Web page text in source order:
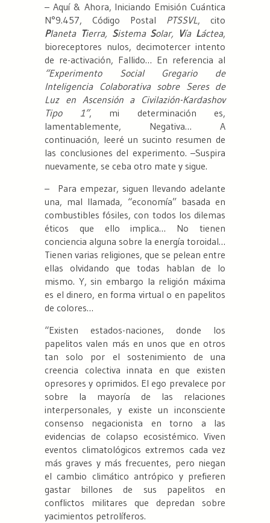
– Aquí & Ahora, Iniciando Emisión Cuántica
N°9.457, Código Postal PTSSVL, cito
Planeta Tierra, Sistema Solar, Vía Láctea,
bioreceptores nulos, decimotercer intento
de re-activación, Fallido… En referencia al
“Experimento Social Gregario de
Inteligencia Colaborativa sobre Seres de
Luz en Ascensión a Civilazión-Kardashov
Tipo 1”, mi determinación es,
lamentablemente, Negativa… A
continuación, leeré un sucinto resumen de
las conclusiones del experimento. –Suspira
nuevamente, se ceba otro mate y sigue.
– Para empezar, siguen llevando adelante
una, mal llamada, “economía” basada en
combustibles fósiles, con todos los dilemas
éticos que ello implica… No tienen
conciencia alguna sobre la energía toroidal…
Tienen varias religiones, que se pelean entre
ellas olvidando que todas hablan de lo
mismo. Y, sin embargo la religión máxima
es el dinero, en forma virtual o en papelitos
de colores…
“Existen estados-naciones, donde los
papelitos valen más en unos que en otros
tan solo por el sostenimiento de una
creencia colectiva innata en que existen
opresores y oprimidos. El ego prevalece por
sobre la mayoría de las relaciones
interpersonales, y existe un inconsciente
consenso negacionista en torno a las
evidencias de colapso ecosistémico. Viven
eventos climatológicos extremos cada vez
más graves y más frecuentes, pero niegan
el cambio climático antrópico y prefieren
gastar billones de sus papelitos en
conflictos militares que depredan sobre
yacimientos petrolíferos.